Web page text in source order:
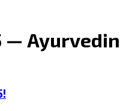
— Ayurvedin